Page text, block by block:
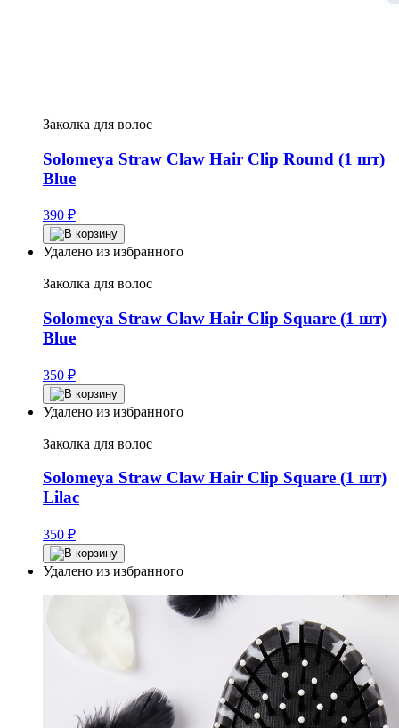
Заколка для волос
Solomeya Straw Claw Hair Clip Round (1 шт)
Blue
390 ₽
Удалено из избранного
Заколка для волос
Solomeya Straw Claw Hair Clip Square (1 шт)
Blue
350 ₽
Удалено из избранного
Заколка для волос
Solomeya Straw Claw Hair Clip Square (1 шт)
Lilac
350 ₽
Удалено из избранного